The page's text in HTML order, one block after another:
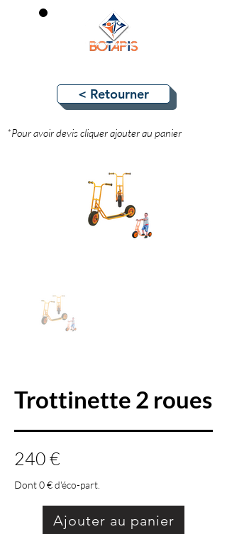
< Retourner
*Pour avoir devis cliquer ajouter au panier
Trottinette 2 roues
240 €
Dont 0 € d'éco-part.
Ajouter au panier